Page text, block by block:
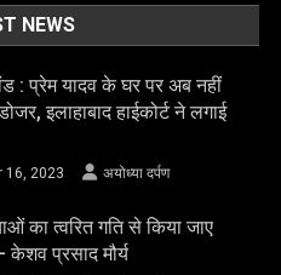
NEWS
: प्रेम यादव के घर पर अब नहीं
इलाहाबाद हाईकोर्ट ने लगाई
16, 2023 अयोध्या दर्पण
का त्वरित गति से किया जाए
केशव प्रसाद मौर्य